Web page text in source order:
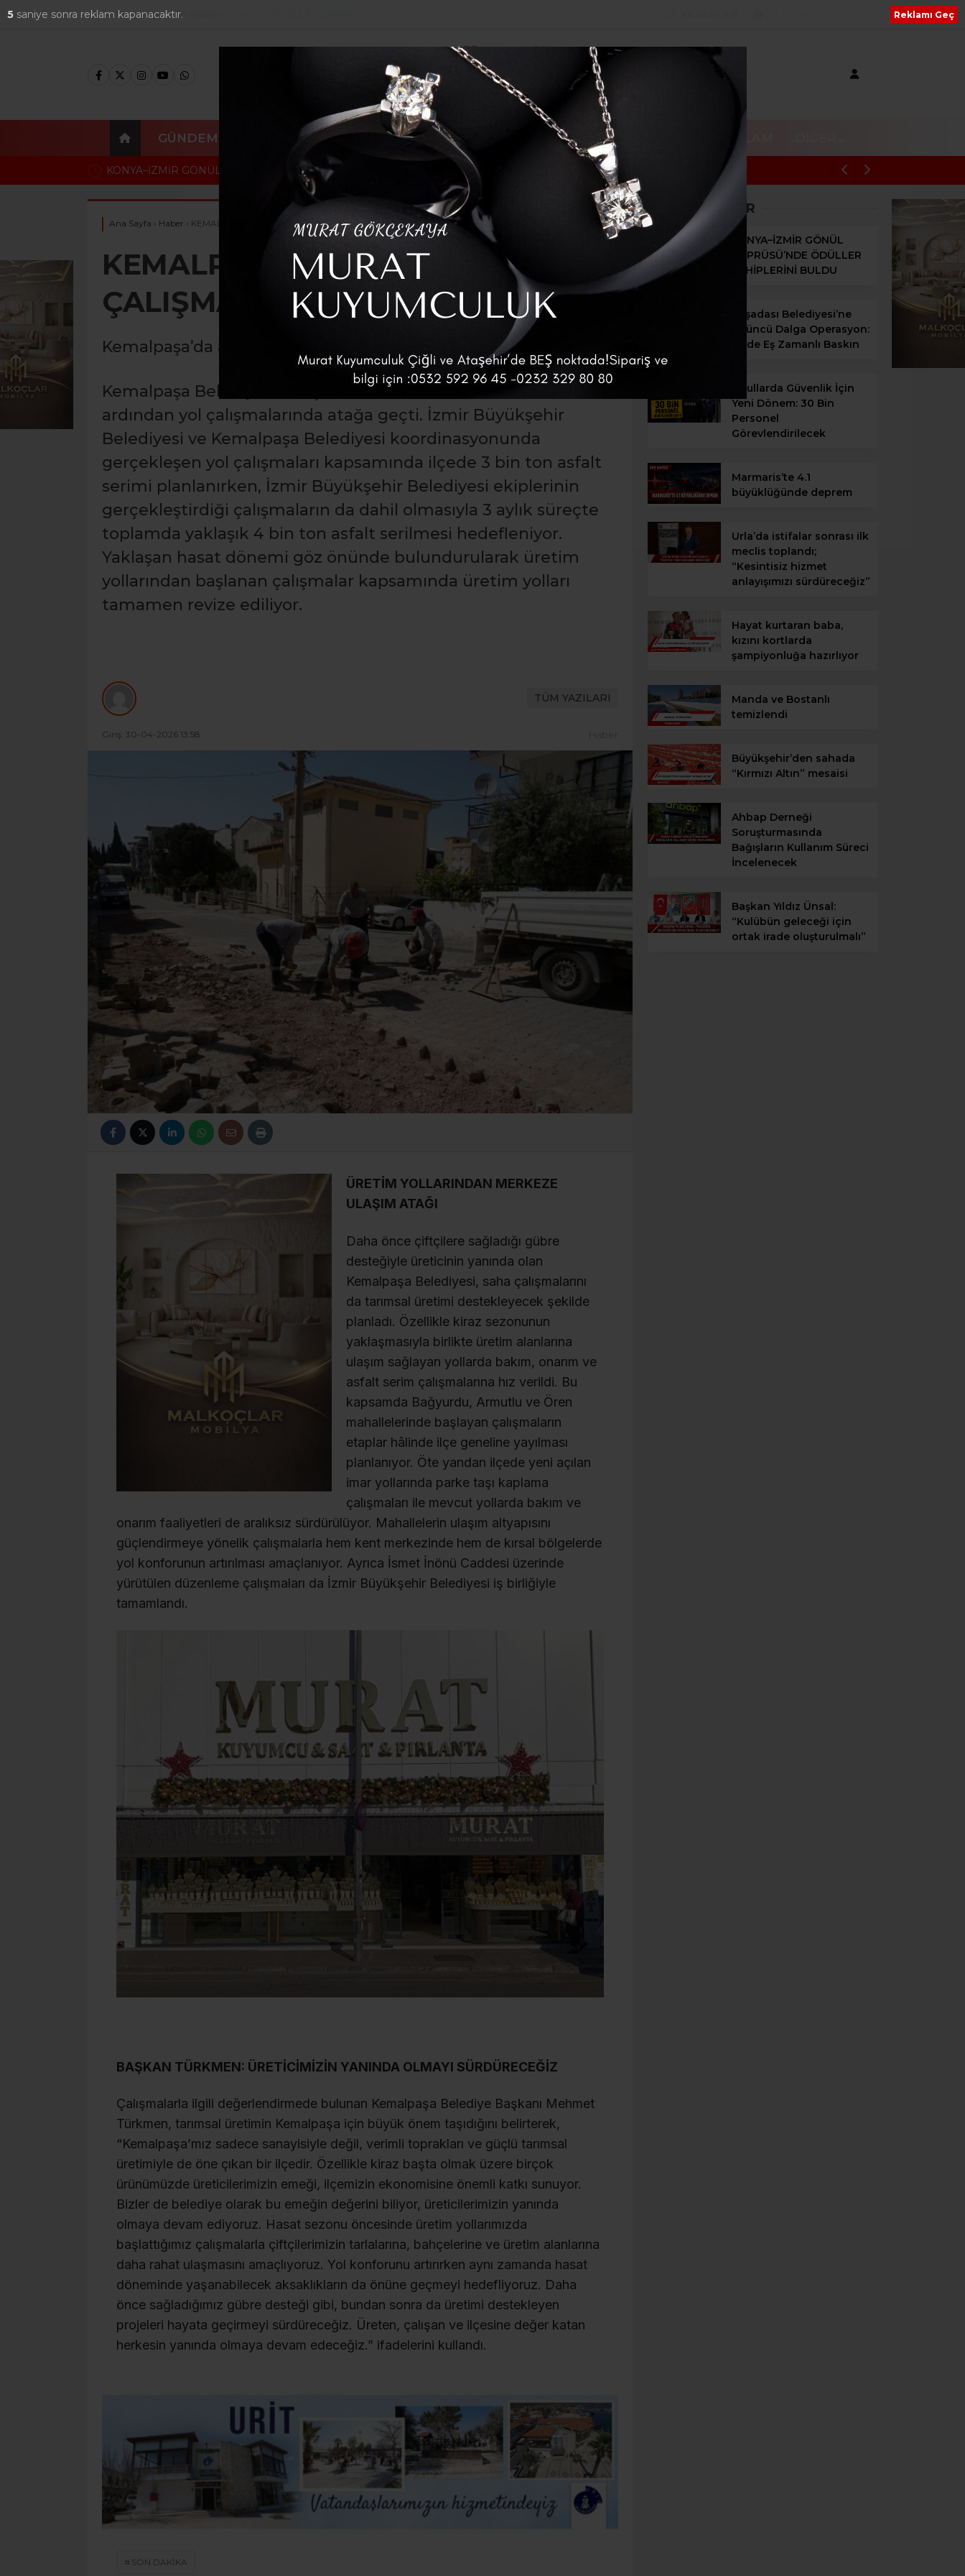
FOTOGALERİ
GÜNDEM EKONOMI POLITIKA SPOR HABER ARŞIV RESMI REKLAM
GÖNÜL KÖPRÜSÜ’NDE ÖDÜLLER SAHİPLERİNİ BULDU Kuşadası Belediyesi’ne Üçüncü Dalga Operasyon: 3 İlde Eş
Ana Sayfa › Haber › KEMALPAŞA’DA YOL ÇALIŞMALARI HIZ KAZANDI
KEMALPAŞA’DA YOL
ÇALIŞMALARI HIZ KAZANDI
Kemalpaşa’da asfalt serim ve yol onarım çalışmaları hız kazandı
Kemalpaşa Belediyesi, borçların tamamen bitirilmesinin
ardından yol çalışmalarında atağa geçti. İzmir Büyükşehir
Belediyesi ve Kemalpaşa Belediyesi koordinasyonunda
gerçekleşen yol çalışmaları kapsamında ilçede 3 bin ton asfalt
serimi planlanırken, İzmir Büyükşehir Belediyesi ekiplerinin
gerçekleştirdiği çalışmaların da dahil olmasıyla 3 aylık süreçte
toplamda yaklaşık 4 bin ton asfalt serilmesi hedefleniyor.
Yaklaşan hasat dönemi göz önünde bulundurularak üretim
yollarından başlanan çalışmalar kapsamında üretim yolları
tamamen revize ediliyor.
TÜM YAZILARI
Giriş: 30-04-2026 13:58 Haber
ÜRETİM YOLLARINDAN MERKEZE
ULAŞIM ATAĞI
Daha önce çiftçilere sağladığı gübre
desteğiyle üreticinin yanında olan
Kemalpaşa Belediyesi, saha çalışmalarını
da tarımsal üretimi destekleyecek şekilde
planladı. Özellikle kiraz sezonunun
yaklaşmasıyla birlikte üretim alanlarına
ulaşım sağlayan yollarda bakım, onarım ve
asfalt serim çalışmalarına hız verildi. Bu
kapsamda Bağyurdu, Armutlu ve Ören
mahallelerinde başlayan çalışmaların
etaplar hâlinde ilçe geneline yayılması
planlanıyor. Öte yandan ilçede yeni açılan
imar yollarında parke taşı kaplama
çalışmaları ile mevcut yollarda bakım ve
onarım faaliyetleri de aralıksız sürdürülüyor. Mahallelerin ulaşım altyapısını
güçlendirmeye yönelik çalışmalarla hem kent merkezinde hem de kırsal bölgelerde
yol konforunun artırılması amaçlanıyor. Ayrıca İsmet İnönü Caddesi üzerinde
yürütülen düzenleme çalışmaları da İzmir Büyükşehir Belediyesi iş birliğiyle
tamamlandı.
BAŞKAN TÜRKMEN: ÜRETİCİMİZİN YANINDA OLMAYI SÜRDÜRECEĞİZ
Çalışmalarla ilgili değerlendirmede bulunan Kemalpaşa Belediye Başkanı Mehmet
Türkmen, tarımsal üretimin Kemalpaşa için büyük önem taşıdığını belirterek,
“Kemalpaşa’mız sadece sanayisiyle değil, verimli toprakları ve güçlü tarımsal
üretimiyle de öne çıkan bir ilçedir. Özellikle kiraz başta olmak üzere birçok
ürünümüzde üreticilerimizin emeği, ilçemizin ekonomisine önemli katkı sunuyor.
Bizler de belediye olarak bu emeğin değerini biliyor, üreticilerimizin yanında
olmaya devam ediyoruz. Hasat sezonu öncesinde üretim yollarımızda
başlattığımız çalışmalarla çiftçilerimizin tarlalarına, bahçelerine ve üretim alanlarına
daha rahat ulaşmasını amaçlıyoruz. Yol konforunu artırırken aynı zamanda hasat
döneminde yaşanabilecek aksaklıkların da önüne geçmeyi hedefliyoruz. Daha
önce sağladığımız gübre desteği gibi, bundan sonra da üretimi destekleyen
projeleri hayata geçirmeyi sürdüreceğiz. Üreten, çalışan ve ilçesine değer katan
herkesin yanında olmaya devam edeceğiz.” ifadelerini kullandı.
SON DAKİKA
SON HABERLER
KONYA–İZMİR GÖNÜL
KÖPRÜSÜ’NDE ÖDÜLLER
SAHİPLERİNİ BULDU
Kuşadası Belediyesi’ne
Üçüncü Dalga Operasyon:
3 İlde Eş Zamanlı Baskın
Okullarda Güvenlik İçin
Yeni Dönem: 30 Bin
Personel
Görevlendirilecek
Marmaris’te 4.1
büyüklüğünde deprem
Urla’da istifalar sonrası ilk
meclis toplandı;
“Kesintisiz hizmet
anlayışımızı sürdüreceğiz”
Hayat kurtaran baba,
kızını kortlarda
şampiyonluğa hazırlıyor
Manda ve Bostanlı
temizlendi
Büyükşehir’den sahada
“Kırmızı Altın” mesaisi
Ahbap Derneği
Soruşturmasında
Bağışların Kullanım Süreci
İncelenecek
Başkan Yıldız Ünsal:
“Kulübün geleceği için
ortak irade oluşturulmalı”
3 saniye sonra reklam kapanacaktır. Reklamı Geç